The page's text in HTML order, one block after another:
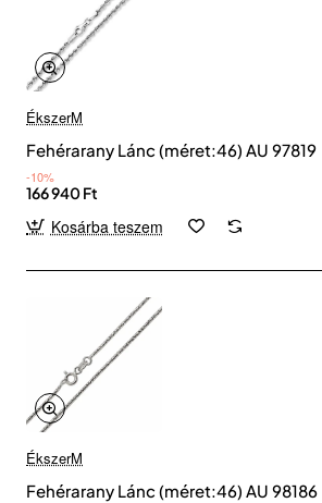
ÉkszerM
Fehérarany Lánc (méret:46) AU 97819
-10%
166 940 Ft
Kosárba teszem
ÉkszerM
Fehérarany Lánc (méret:46) AU 98186